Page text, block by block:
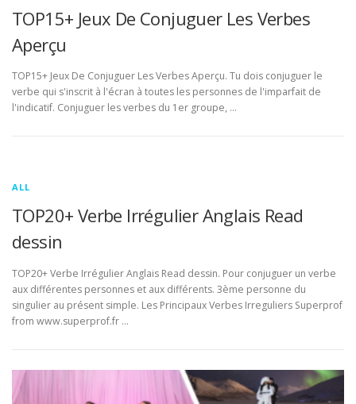
TOP15+ Jeux De Conjuguer Les Verbes
Aperçu
TOP15+ Jeux De Conjuguer Les Verbes Aperçu. Tu dois conjuguer le
verbe qui s'inscrit à l'écran à toutes les personnes de l'imparfait de
l'indicatif. Conjuguer les verbes du 1er groupe, …
ALL
TOP20+ Verbe Irrégulier Anglais Read
dessin
TOP20+ Verbe Irrégulier Anglais Read dessin. Pour conjuguer un verbe
aux différentes personnes et aux différents. 3ème personne du
singulier au présent simple. Les Principaux Verbes Irreguliers Superprof
from www.superprof.fr …